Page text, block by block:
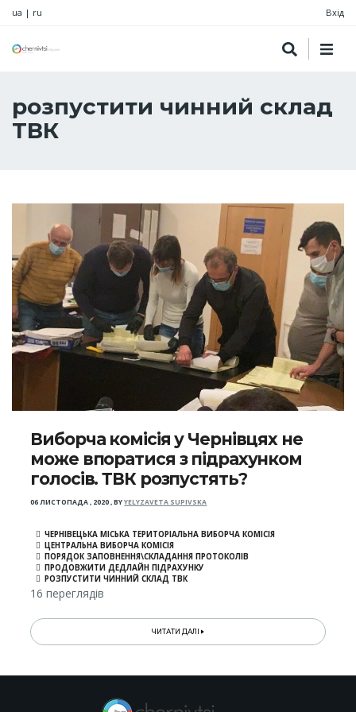
ua | ru Вхід
розпустити чинний склад
ТВК
Виборча комісія у Чернівцях не
може впоратися з підрахунком
голосів. ТВК розпустять?
06 ЛИСТОПАДА , 2020,BYYELYZAVETA SUPIVSKA
ЧЕРНІВЕЦЬКА МІСЬКА ТЕРИТОРІАЛЬНА ВИБОРЧА КОМІСІЯ
ЦЕНТРАЛЬНА ВИБОРЧА КОМІСІЯ
ПОРЯДОК ЗАПОВНЕННЯ\СКЛАДАННЯ ПРОТОКОЛІВ
ПРОДОВЖИТИ ДЕДЛАЙН ПІДРАХУНКУ
РОЗПУСТИТИ ЧИННИЙ СКЛАД ТВК
16 переглядів
ЧИТАТИ ДАЛІ